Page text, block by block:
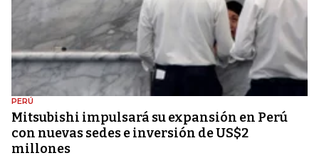
PERÚ
Mitsubishi impulsará su expansión en Perú
con nuevas sedes e inversión de US$2
millones